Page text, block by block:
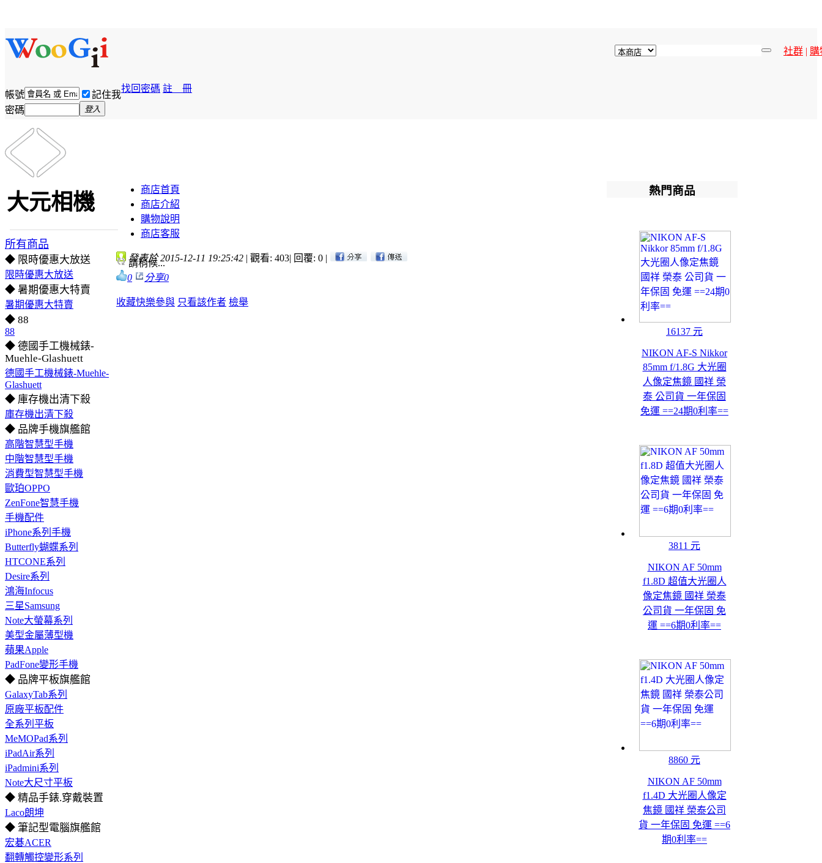
社群 | 購
帳號 記住我
找回密碼 註 冊
密碼 登入
大元相機
所有商品
◆ 限時優惠大放送
限時優惠大放送
◆ 暑期優惠大特賣
暑期優惠大特賣
◆ 88
88
◆ 德國手工機械錶-
Muehle-Glashuett
德國手工機械錶-Muehle-
Glashuett
◆ 庫存機出清下殺
庫存機出清下殺
◆ 品牌手機旗艦館
高階智慧型手機
中階智慧型手機
消費型智慧型手機
歐珀OPPO
ZenFone智慧手機
手機配件
iPhone系列手機
Butterfly蝴蝶系列
HTCONE系列
Desire系列
鴻海Infocus
三星Samsung
Note大螢幕系列
美型金屬薄型機
蘋果Apple
PadFone變形手機
◆ 品牌平板旗艦館
GalaxyTab系列
原廠平板配件
全系列平板
MeMOPad系列
iPadAir系列
iPadmini系列
Note大尺寸平板
◆ 精品手錶.穿戴裝置
Laco朗坤
◆ 筆記型電腦旗艦館
宏碁ACER
翻轉觸控變形系列
商店首頁
商店介紹
購物說明
商店客服
發表於 2015-12-11 19:25:42 | 觀看: 403| 回覆: 0 |
請稍候...
0
分享0
收藏快樂參與 只看該作者 檢舉
熱門商品
16137 元
NIKON AF-S Nikkor
85mm f/1.8G 大光圈
人像定焦鏡 國祥 榮
泰 公司貨 一年保固
免運 ==24期0利率==
3811 元
NIKON AF 50mm
f1.8D 超值大光圈人
像定焦鏡 國祥 榮泰
公司貨 一年保固 免
運 ==6期0利率==
8860 元
NIKON AF 50mm
f1.4D 大光圈人像定
焦鏡 國祥 榮泰公司
貨 一年保固 免運 ==6
期0利率==